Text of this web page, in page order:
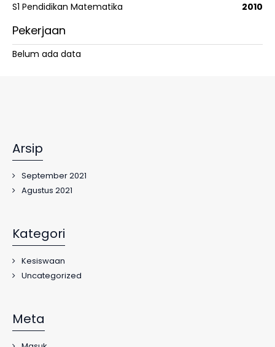
S1 Pendidikan Matematika 2010
Pekerjaan
Belum ada data
Arsip
September 2021
Agustus 2021
Kategori
Kesiswaan
Uncategorized
Meta